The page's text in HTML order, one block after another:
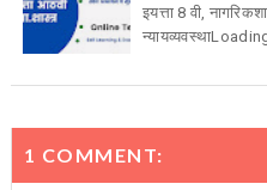
इयत्ता 8 वी,
1 COMMENT: